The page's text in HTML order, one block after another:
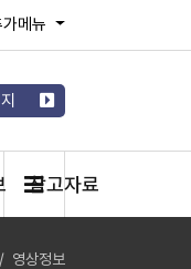
메뉴
참고자료
영상정보